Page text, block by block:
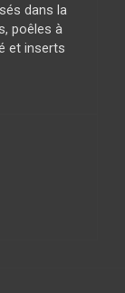
dans la
poêles à
et inserts